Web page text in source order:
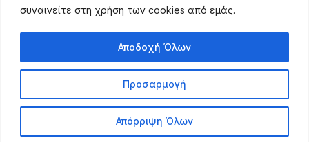
συναινείτε στη χρήση των cookies από εμάς.
Προσαρμογή
Απόρριψη Όλων
Αποδοχή Όλων
Χρήσιμες Σελίδες
Προϊόντα
Τρόποι Αποστολής